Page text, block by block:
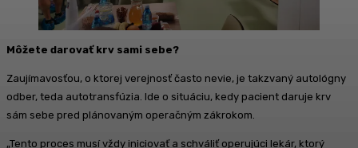
Môžete darovať krv sami sebe?
Zaujímavosťou, o ktorej verejnosť často nevie, je takzvaný autológny
odber, teda autotransfúzia. Ide o situáciu, kedy pacient daruje krv
sám sebe pred plánovaným operačným zákrokom.
„Tento proces musí vždy iniciovať a schváliť operujúci lekár, ktorý